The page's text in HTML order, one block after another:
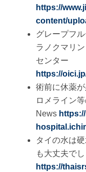
https://
content/
グレープフ
ラノクマリ
センター
https://
術前に休薬
ロメライン
News
タイの水は
も大丈夫で
https://